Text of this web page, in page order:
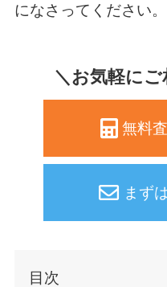
になさってください。
＼お気軽に
無料
まず
目次